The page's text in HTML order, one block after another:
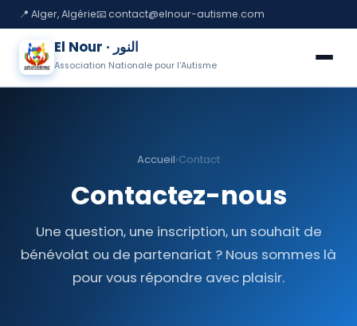
📍 Alger, Algérie📧 contact@elnour-autisme.com
El Nour · النور
Association Nationale pour l'Autisme
La boutique
Accueil›Contact
Contactez-nous
Une question, une inscription, un souhait de
bénévolat ou de partenariat ? Nous sommes là
pour vous répondre avec plaisir.